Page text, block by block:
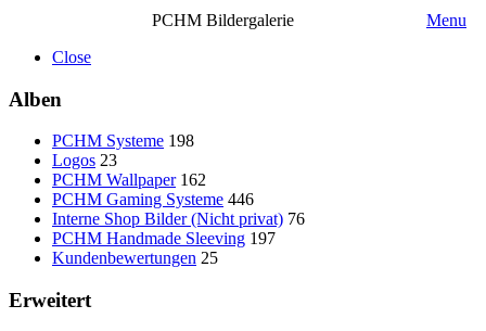
PCHM Bildergalerie
Menu
Close
Alben
PCHM Systeme 198
Logos 23
PCHM Wallpaper 162
PCHM Gaming Systeme 446
Interne Shop Bilder (Nicht privat) 76
PCHM Handmade Sleeving 197
Kundenbewertungen 25
Erweitert